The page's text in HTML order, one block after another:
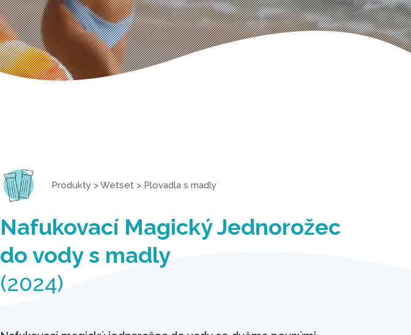
Produkty >Wetset > Plovadla s madly
Nafukovací Magický Jednorožec
do vody s madly
(2024)